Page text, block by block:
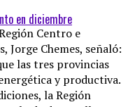
en diciembre
Centro e
Chemes, señaló:
las tres provincias
y productiva.
la Región